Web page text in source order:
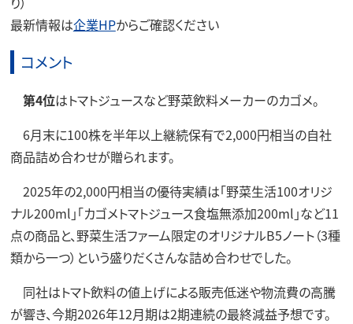
最新情報は企業HPからご確認ください
コメント
第4位はトマトジュースなど野菜飲料メーカーのカゴメ。
6月末に100株を半年以上継続保有で2,000円相当の自社
商品詰め合わせが贈られます。
2025年の2,000円相当の優待実績は「野菜生活100オリジ
ナル200ml」「カゴメトマトジュース食塩無添加200ml」など11
点の商品と、野菜生活ファーム限定のオリジナルB5ノート（3種
類から一つ）という盛りだくさんな詰め合わせでした。
同社はトマト飲料の値上げによる販売低迷や物流費の高騰
が響き、今期2026年12月期は2期連続の最終減益予想です。